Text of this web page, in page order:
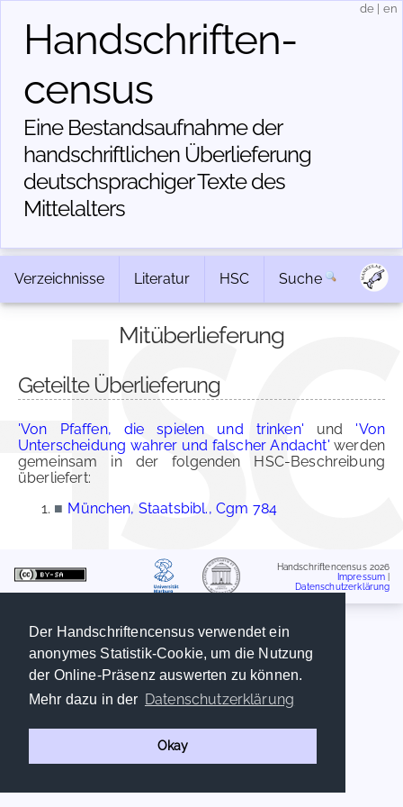
Der Handschriftencensus verwendet ein
anonymes Statistik-Cookie, um die Nutzung
der Online-Präsenz auswerten zu können.
Mehr dazu in der Datenschutzerklärung
Okay
Handschriften­
census
Eine Bestandsaufnahme der
handschriftlichen Über­lieferung
deutschsprachiger Texte des
Mittelalters
de en
Verzeichnisse Literatur HSC Suche
Mitüberlieferung
Geteilte Überlieferung
'Von Pfaffen, die spielen und trinken' und 'Von
Unterscheidung wahrer und falscher Andacht' werden
gemeinsam in der folgenden HSC-Beschreibung
überliefert:
■ München, Staatsbibl., Cgm 784
Handschriftencensus 2026
Impressum
Datenschutzerklärung